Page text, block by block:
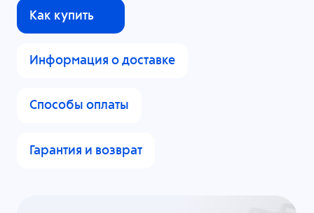
Как купить
Информация о доставке
Способы оплаты
Гарантия и возврат